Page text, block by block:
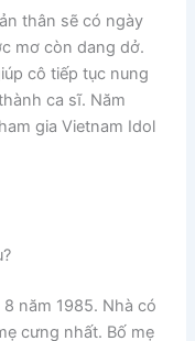
thân sẽ có ngày
mơ còn dang dở.
cô tiếp tục nung
ca sĩ. Năm
gia Vietnam Idol
năm 1985. Nhà có
cưng nhất. Bố mẹ